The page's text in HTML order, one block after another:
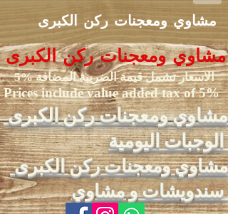
مشاوي ومعجنات ركن الكبرى
مشاوي ومعجنات ركن الكبرى
الاسعار تشمل قيمة الضريبة المضافة %5
Prices include value added tax of 5%
مشاوي ومعجنات ركن الكبرى
الوجبات اليومية
مشاوي ومعجنات ركن الكبرى
سندويشات و مشاوي